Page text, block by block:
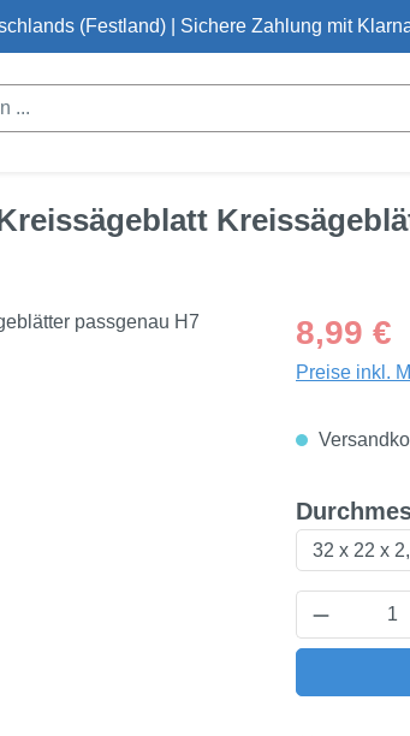
(Festland) | Sichere Zahlung mit
Regulärer
8,99 €
Preise inkl.